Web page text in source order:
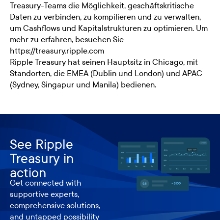
Treasury-Teams die Möglichkeit, geschäftskritische
Daten zu verbinden, zu kompilieren und zu verwalten,
um Cashflows und Kapitalstrukturen zu optimieren. Um
mehr zu erfahren, besuchen Sie
https://treasury.ripple.com
Ripple Treasury hat seinen Hauptsitz in Chicago, mit
Standorten, die EMEA (Dublin und London) und APAC
(Sydney, Singapur und Manila) bedienen.
See Ripple
Treasury in
action
Get connected with
supportive experts,
comprehensive solutions,
and untapped possibility